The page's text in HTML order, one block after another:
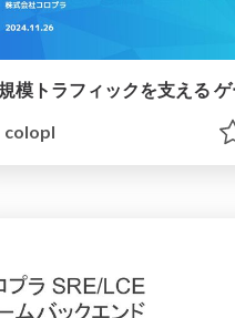
colopl